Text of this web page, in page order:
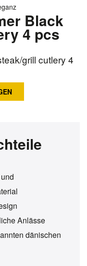
Black
4 pcs
Anlässe
dänischen